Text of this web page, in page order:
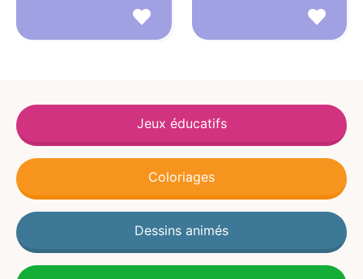
Jeux éducatifs
Coloriages
Dessins animés